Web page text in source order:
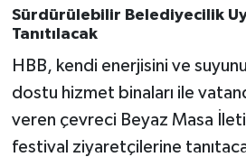
Sürdürülebilir Belediyecilik
Tanıtılacak
HBB, kendi enerjisini ve
dostu hizmet binaları ile
veren çevreci Beyaz Masa
festival ziyaretçilerine